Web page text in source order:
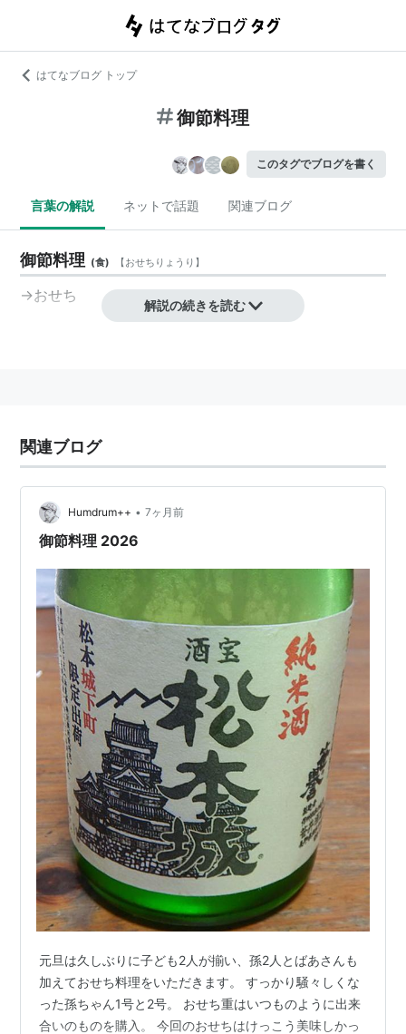
はてなブログ トップ
御節料理
このタグでブログを書く
言葉の解説 ネットで話題 関連ブログ
御節料理 (食) 【おせちりょうり 】
→おせち
解説の続きを読む
関連ブログ
Humdrum++ • 7ヶ月前
御節料理 2026
元旦は久しぶりに子ども2人が揃い、孫2人とばあさんも
加えておせち料理をいただきます。 すっかり騒々しくな
った孫ちゃん1号と2号。 おせち重はいつものように出来
合いのものを購入。 今回のおせちはけっこう美味しかっ